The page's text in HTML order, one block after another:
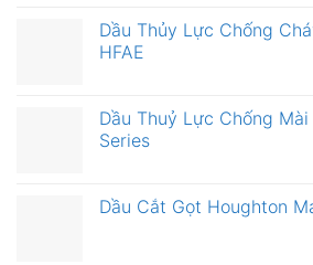
Dầu Thủy Lực Chống
HFAE
Dầu Thuỷ Lực Chống
Series
Dầu Cắt Gọt Houghton